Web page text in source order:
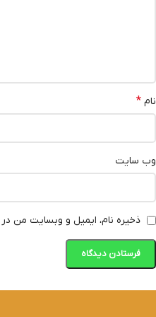
نام *
وب‌ سایت
ذخیره نام، ایمیل و وبسایت من